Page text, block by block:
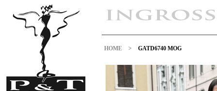
HOME > GATD6740 MOG